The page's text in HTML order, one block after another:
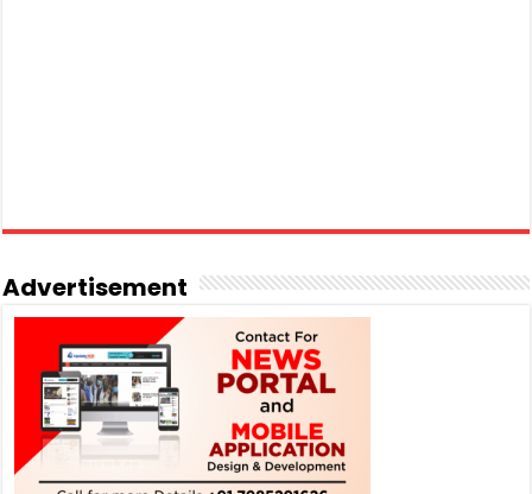
Advertisement